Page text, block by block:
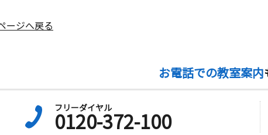
ージへ戻る
お電話での教室案内
フリーダイヤル
0120-372-100